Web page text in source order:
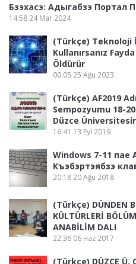
Бзэхасэ: Адыгабзэ Портал
14:58 24 Mar 2024
(Türkçe) Teknoloji
Kullanırsanız
Öldürür
00:05 25 Ağu 2023
(Türkçe) AF2019
Sempozyumu 18-
Düzce
16:41 13 Eyl 2019
Windows 7-11 пае
Къэбэртэябзэ
20:18 20 Ağu 2018
(Türkçe) DÜNDEN
KÜLTÜRLERİ
ANABİLİM DALI
22:36 06 Haz 2017
(Türkçe) DÜZCE Ü.